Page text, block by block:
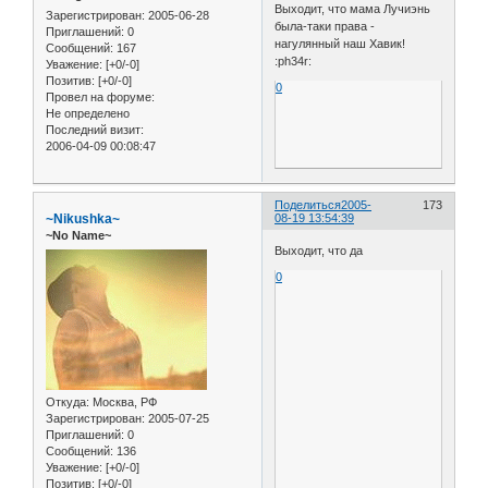
Зарегистрирован: 2005-06-28
Приглашений: 0
Сообщений: 167
Уважение: [+0/-0]
Позитив: [+0/-0]
Провел на форуме:
Не определено
Последний визит:
2006-04-09 00:08:47
Выходит, что мама Лучиэнь
была-таки права -
нагулянный наш Хавик!
:ph34r:
0
Поделиться 173
2005-
08-19 13:54:39
~Nikushka~
~No Name~
Откуда: Москва, РФ
Зарегистрирован: 2005-07-25
Приглашений: 0
Сообщений: 136
Уважение: [+0/-0]
Позитив: [+0/-0]
Выходит, что да
0